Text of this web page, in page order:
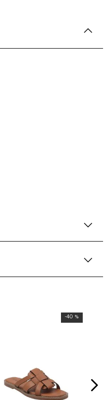
-40 %